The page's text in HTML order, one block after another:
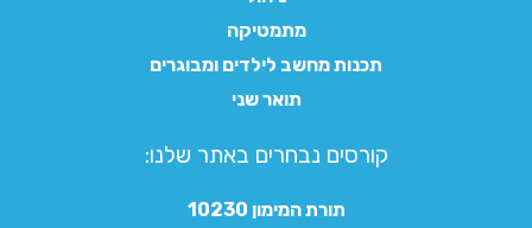
מתמטיקה
תכנות מחשב לילדים ומבוגרים
תואר שני
קורסים נבחרים באתר שלנו:​
תורת המימון 10230